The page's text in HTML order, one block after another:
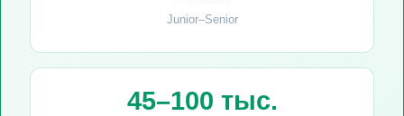
Junior–Senior
45–100 тыс.